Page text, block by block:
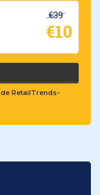
€39
€10
RetailTrends-